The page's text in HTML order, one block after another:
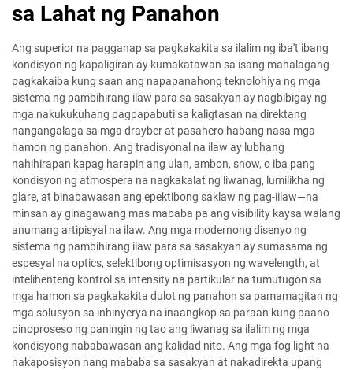
sa Lahat ng Panahon
Ang superior na pagganap sa pagkakakita sa ilalim ng iba't ibang
kondisyon ng kapaligiran ay kumakatawan sa isang mahalagang
pagkakaiba kung saan ang napapanahong teknolohiya ng mga
sistema ng pambihirang ilaw para sa sasakyan ay nagbibigay ng
mga nakukukuhang pagpapabuti sa kaligtasan na direktang
nangangalaga sa mga drayber at pasahero habang nasa mga
hamon ng panahon. Ang tradisyonal na ilaw ay lubhang
nahihirapan kapag harapin ang ulan, ambon, snow, o iba pang
kondisyon ng atmospera na nagkakalat ng liwanag, lumilikha ng
glare, at binabawasan ang epektibong saklaw ng pag-iilaw—na
minsan ay ginagawang mas mababa pa ang visibility kaysa walang
anumang artipisyal na ilaw. Ang mga modernong disenyo ng
sistema ng pambihirang ilaw para sa sasakyan ay sumasama ng
espesyal na optics, selektibong optimisasyon ng wavelength, at
intelihenteng kontrol sa intensity na partikular na tumutugon sa
mga hamon sa pagkakakita dulot ng panahon sa pamamagitan ng
mga solusyon sa inhinyerya na inaangkop sa paraan kung paano
pinoproseso ng paningin ng tao ang liwanag sa ilalim ng mga
kondisyong nababawasan ang kalidad nito. Ang mga fog light na
nakaposisyon nang mababa sa sasakyan at nakadirekta upang